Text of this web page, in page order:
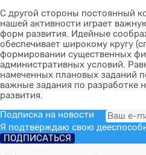
С другой стороны постоянный
нашей активности играет
форм развития. Идейные
обеспечивает широкому кругу
формировании существенных
административных условий.
намеченных плановых заданий
важные задания по разработке
развития.
Подписка на новости
Я подтверждаю свою